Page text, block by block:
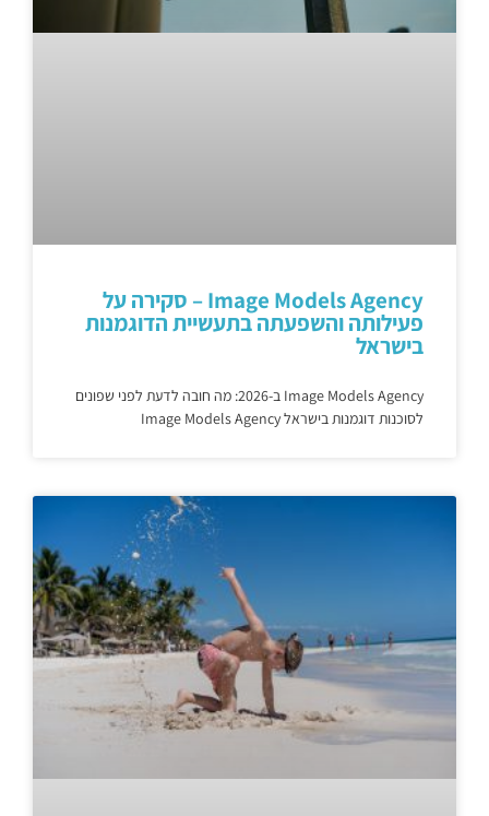
Image Models Agency – סקירה על
פעילותה והשפעתה בתעשיית הדוגמנות
בישראל
Image Models Agency ב-2026: מה חובה לדעת לפני שפונים
לסוכנות דוגמנות בישראל Image Models Agency